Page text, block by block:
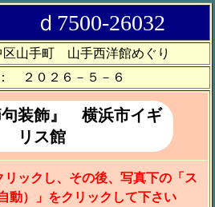
ｄ7500-26032
区山手町 山手西洋館めぐり
２０２６－５－６
句装飾』 横浜市イギ
リス館
リックし、その後、写真下の「ス
動）」をクリックして下さい